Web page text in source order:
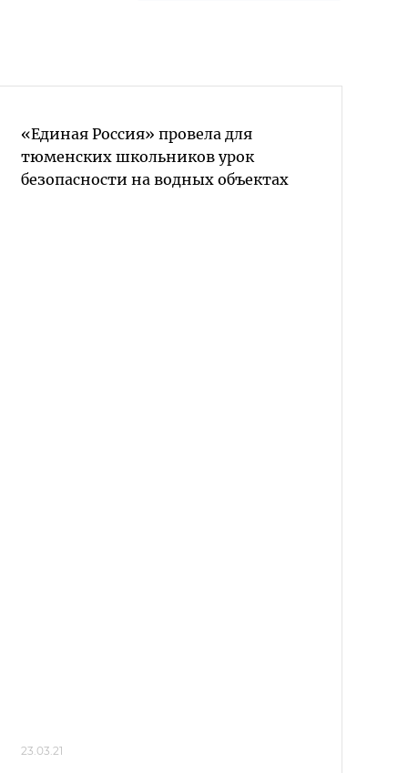
«Единая Россия» провела для
тюменских школьников урок
безопасности на водных объектах
23.03.21